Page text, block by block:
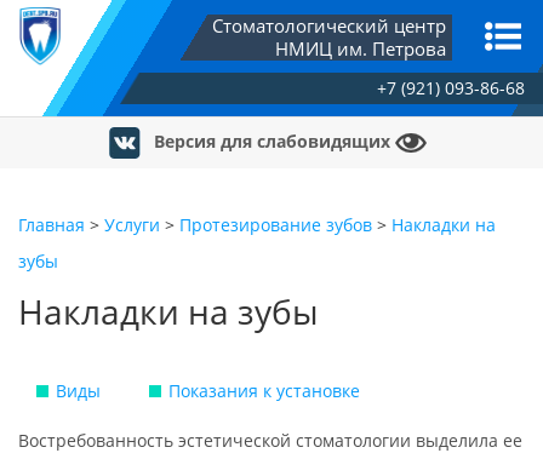
+7 (921) 093-86-68
Стоматологический центр
НМИЦ им. Петрова
Версия для слабовидящих
Главная > Услуги > Протезирование зубов > Накладки на
зубы
Накладки на зубы
Виды Показания к установке
Востребованность эстетической стоматологии выделила ее